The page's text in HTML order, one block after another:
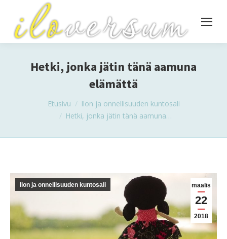
Hetki, jonka jätin tänä aamuna
elämättä
You are here:
Etusivu
Ilon ja onnellisuuden kuntosali
Hetki, jonka jätin tänä aamuna…
maalis
22
2018
Ilon ja onnellisuuden kuntosali